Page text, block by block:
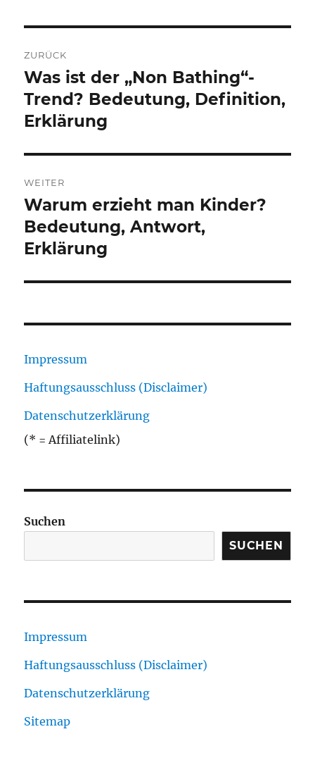
ZURÜCK
Vorheriger
Beitrag:
Was ist der „Non Bathing“-
Trend? Bedeutung, Definition,
Erklärung
WEITER
Nächster
Beitrag:
Warum erzieht man Kinder?
Bedeutung, Antwort,
Erklärung
Impressum
Haftungsausschluss (Disclaimer)
Datenschutzerklärung
(* = Affiliatelink)
Suchen
SUCHEN
Impressum
Haftungsausschluss (Disclaimer)
Datenschutzerklärung
Sitemap